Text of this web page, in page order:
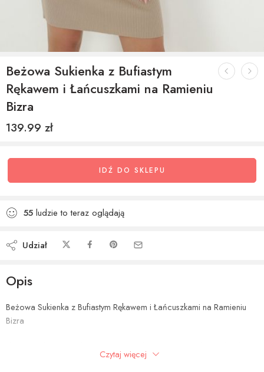
Beżowa Sukienka z Bufiastym
Rękawem i Łańcuszkami na Ramieniu
Bizra
139.99 zł
IDŹ DO SKLEPU
55 ludzie to teraz oglądają
Udział
Opis
Beżowa Sukienka z Bufiastym Rękawem i Łańcuszkami na Ramieniu
Bizra
Czytaj więcej